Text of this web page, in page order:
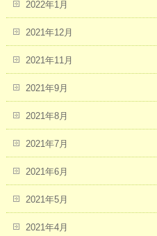
2022年1月
2021年12月
2021年11月
2021年9月
2021年8月
2021年7月
2021年6月
2021年5月
2021年4月